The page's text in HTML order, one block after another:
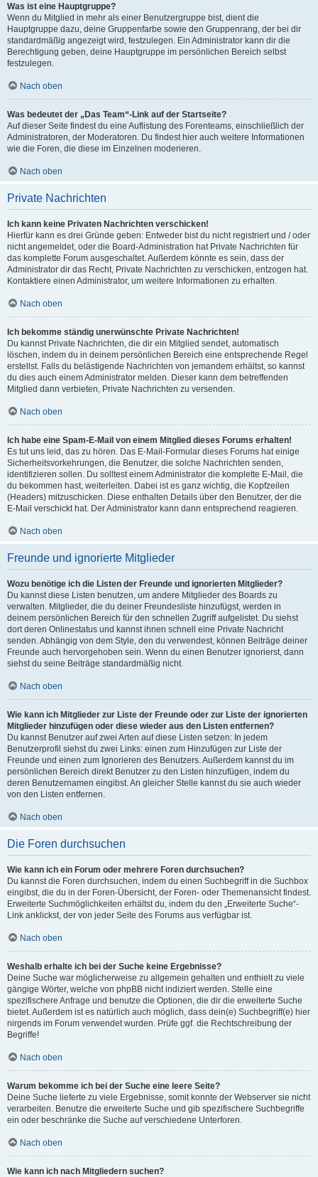
Was ist eine Hauptgruppe?
Wenn du Mitglied in mehr als einer Benutzergruppe bist, dient die
Hauptgruppe dazu, deine Gruppenfarbe sowie den Gruppenrang, der bei dir
standardmäßig angezeigt wird, festzulegen. Ein Administrator kann dir die
Berechtigung geben, deine Hauptgruppe im persönlichen Bereich selbst
festzulegen.
Nach oben
Was bedeutet der „Das Team“-Link auf der Startseite?
Auf dieser Seite findest du eine Auflistung des Forenteams, einschließlich der
Administratoren, der Moderatoren. Du findest hier auch weitere Informationen
wie die Foren, die diese im Einzelnen moderieren.
Nach oben
Private Nachrichten
Ich kann keine Privaten Nachrichten verschicken!
Hierfür kann es drei Gründe geben: Entweder bist du nicht registriert und / oder
nicht angemeldet, oder die Board-Administration hat Private Nachrichten für
das komplette Forum ausgeschaltet. Außerdem könnte es sein, dass der
Administrator dir das Recht, Private Nachrichten zu verschicken, entzogen hat.
Kontaktiere einen Administrator, um weitere Informationen zu erhalten.
Nach oben
Ich bekomme ständig unerwünschte Private Nachrichten!
Du kannst Private Nachrichten, die dir ein Mitglied sendet, automatisch
löschen, indem du in deinem persönlichen Bereich eine entsprechende Regel
erstellst. Falls du belästigende Nachrichten von jemandem erhältst, so kannst
du dies auch einem Administrator melden. Dieser kann dem betreffenden
Mitglied dann verbieten, Private Nachrichten zu versenden.
Nach oben
Ich habe eine Spam-E-Mail von einem Mitglied dieses Forums erhalten!
Es tut uns leid, das zu hören. Das E-Mail-Formular dieses Forums hat einige
Sicherheitsvorkehrungen, die Benutzer, die solche Nachrichten senden,
identifizieren sollen. Du solltest einem Administrator die komplette E-Mail, die
du bekommen hast, weiterleiten. Dabei ist es ganz wichtig, die Kopfzeilen
(Headers) mitzuschicken. Diese enthalten Details über den Benutzer, der die
E-Mail verschickt hat. Der Administrator kann dann entsprechend reagieren.
Nach oben
Freunde und ignorierte Mitglieder
Wozu benötige ich die Listen der Freunde und ignorierten Mitglieder?
Du kannst diese Listen benutzen, um andere Mitglieder des Boards zu
verwalten. Mitglieder, die du deiner Freundesliste hinzufügst, werden in
deinem persönlichen Bereich für den schnellen Zugriff aufgelistet. Du siehst
dort deren Onlinestatus und kannst ihnen schnell eine Private Nachricht
senden. Abhängig von dem Style, den du verwendest, können Beiträge deiner
Freunde auch hervorgehoben sein. Wenn du einen Benutzer ignorierst, dann
siehst du seine Beiträge standardmäßig nicht.
Nach oben
Wie kann ich Mitglieder zur Liste der Freunde oder zur Liste der ignorierten
Mitglieder hinzufügen oder diese wieder aus den Listen entfernen?
Du kannst Benutzer auf zwei Arten auf diese Listen setzen: In jedem
Benutzerprofil siehst du zwei Links: einen zum Hinzufügen zur Liste der
Freunde und einen zum Ignorieren des Benutzers. Außerdem kannst du im
persönlichen Bereich direkt Benutzer zu den Listen hinzufügen, indem du
deren Benutzernamen eingibst. An gleicher Stelle kannst du sie auch wieder
von den Listen entfernen.
Nach oben
Die Foren durchsuchen
Wie kann ich ein Forum oder mehrere Foren durchsuchen?
Du kannst die Foren durchsuchen, indem du einen Suchbegriff in die Suchbox
eingibst, die du in der Foren-Übersicht, der Foren- oder Themenansicht findest.
Erweiterte Suchmöglichkeiten erhältst du, indem du den „Erweiterte Suche“-
Link anklickst, der von jeder Seite des Forums aus verfügbar ist.
Nach oben
Weshalb erhalte ich bei der Suche keine Ergebnisse?
Deine Suche war möglicherweise zu allgemein gehalten und enthielt zu viele
gängige Wörter, welche von phpBB nicht indiziert werden. Stelle eine
spezifischere Anfrage und benutze die Optionen, die dir die erweiterte Suche
bietet. Außerdem ist es natürlich auch möglich, dass dein(e) Suchbegriff(e) hier
nirgends im Forum verwendet wurden. Prüfe ggf. die Rechtschreibung der
Begriffe!
Nach oben
Warum bekomme ich bei der Suche eine leere Seite?
Deine Suche lieferte zu viele Ergebnisse, somit konnte der Webserver sie nicht
verarbeiten. Benutze die erweiterte Suche und gib spezifischere Suchbegriffe
ein oder beschränke die Suche auf verschiedene Unterforen.
Nach oben
Wie kann ich nach Mitgliedern suchen?